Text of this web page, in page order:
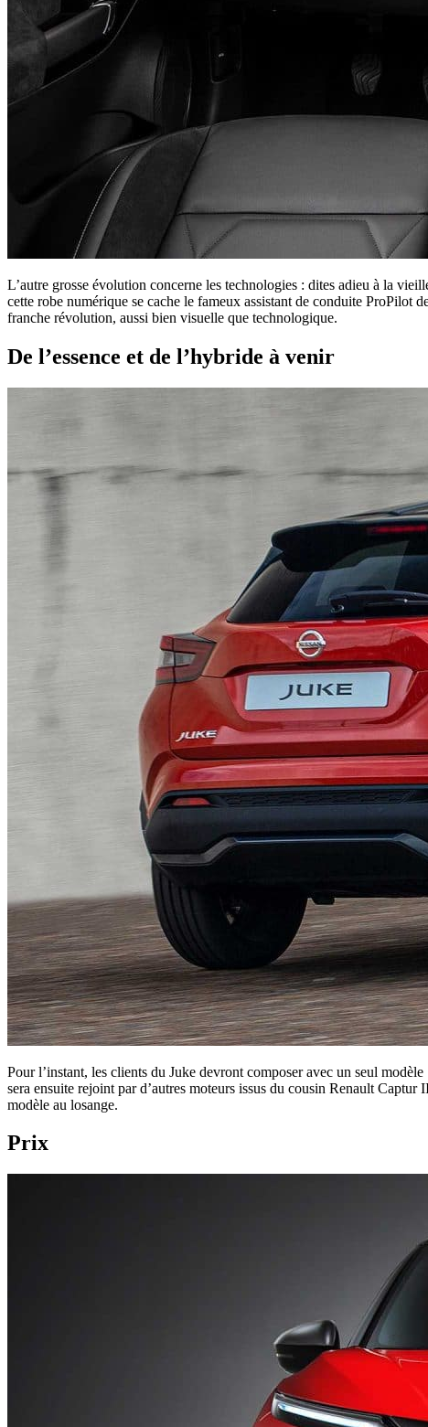
L’autre grosse évolution concerne les technologies : dites adieu à la
cette robe numérique se cache le fameux assistant de conduite ProPilot
franche révolution, aussi bien visuelle que technologique.
De l’essence et de l’hybride à venir
Pour l’instant, les clients du Juke devront composer avec un seul
sera ensuite rejoint par d’autres moteurs issus du cousin Renault
modèle au losange.
Prix